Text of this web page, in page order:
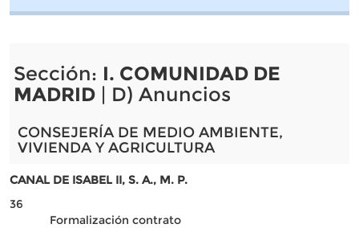
Sección: I. COMUNIDAD DE
MADRID| D) Anuncios
CONSEJERÍA DE MEDIO AMBIENTE,
VIVIENDA Y AGRICULTURA
CANAL DE ISABEL II, S. A., M. P.
36
Formalización contrato